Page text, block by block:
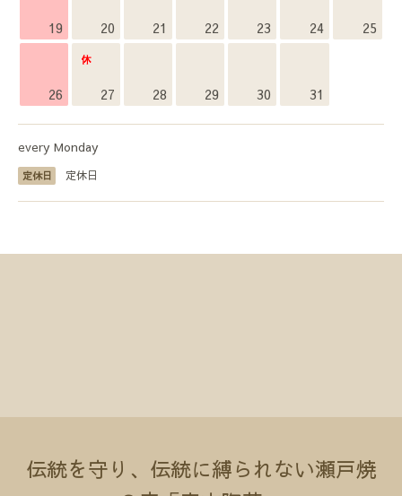
19 20 21 22 23 24 25
26 27 28 29 30 31
every Monday
定休日 定休日
伝統を守り、伝統に縛られない瀬戸焼